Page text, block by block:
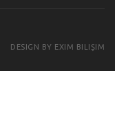
DESIGN BY EXIM BILIŞIM